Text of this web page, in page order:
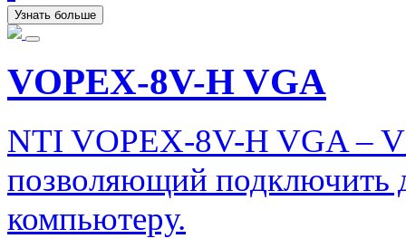
Узнать больше
VOPEX-8V-H VGA
NTI VOPEX-8V-H VGA –
позволяющий подключить
компьютеру.